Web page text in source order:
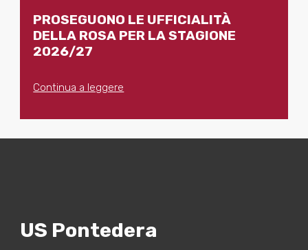
PROSEGUONO LE UFFICIALITÀ
DELLA ROSA PER LA STAGIONE
2026/27
Continua a leggere
US Pontedera